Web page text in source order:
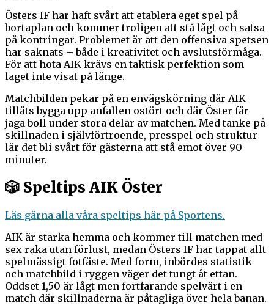
Östers IF har haft svårt att etablera eget spel på
bortaplan och kommer troligen att stå lågt och satsa
på kontringar. Problemet är att den offensiva spetsen
har saknats – både i kreativitet och avslutsförmåga.
För att hota AIK krävs en taktisk perfektion som
laget inte visat på länge.
Matchbilden pekar på en envägskörning där AIK
tillåts bygga upp anfallen ostört och där Öster får
jaga boll under stora delar av matchen. Med tanke på
skillnaden i självförtroende, presspel och struktur
lär det bli svårt för gästerna att stå emot över 90
minuter.
🎲 Speltips AIK Öster
Läs gärna alla våra speltips här på Sportens.
AIK är starka hemma och kommer till matchen med
sex raka utan förlust, medan Östers IF har tappat allt
spelmässigt fotfäste. Med form, inbördes statistik
och matchbild i ryggen väger det tungt åt ettan.
Oddset 1,50 är lågt men fortfarande spelvärt i en
match där skillnaderna är påtagliga över hela banan.